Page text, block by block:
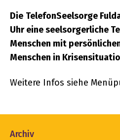
Die TelefonSeelsorge
Uhr eine seelsorgerliche
Menschen mit
Menschen in
Weitere Infos siehe
Archiv